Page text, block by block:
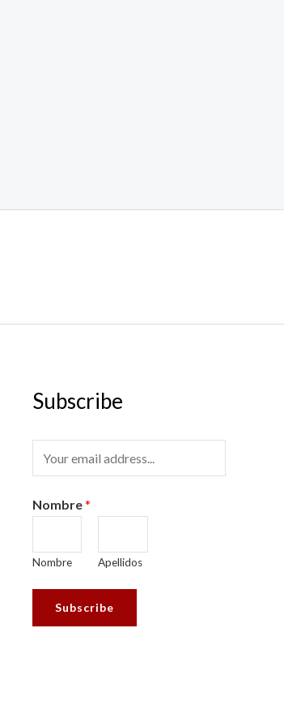
Subscribe
M
A
I
*
Nombre*
Nombre Apellidos
Subscribe